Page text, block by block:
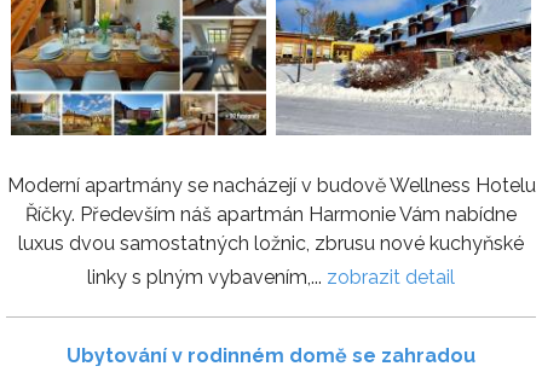
Moderní apartmány se nacházejí v budově Wellness Hotelu
Říčky. Především náš apartmán Harmonie Vám nabídne
luxus dvou samostatných ložnic, zbrusu nové kuchyňské
linky s plným vybavením,... zobrazit detail
Ubytování v rodinném domě se zahradou